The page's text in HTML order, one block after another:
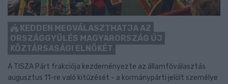
KEDDEN MEGVÁLASZTHATJA AZ
ORSZÁGGYŰLÉS MAGYARORSZÁG ÚJ
KÖZTÁRSASÁGI ELNÖKÉT
A TISZA Párt frakciója kezdeményezte az államfőválasztás
augusztus 11-re való kitűzését - a kormánypárti jelölt személye